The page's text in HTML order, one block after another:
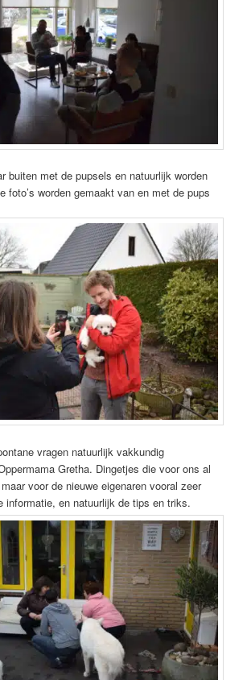
buiten met de pupsels en natuurlijk worden
foto’s worden gemaakt van en met de pups
vragen natuurlijk vakkundig
Gretha. Dingetjes die voor ons al
voor de nieuwe eigenaren vooral zeer
informatie, en natuurlijk de tips en triks.